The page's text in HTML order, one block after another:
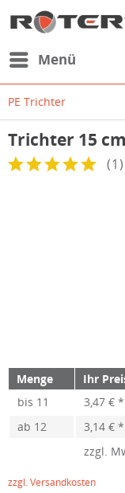
Menü
PE Trichter
Trichter 15
(1)
Menge Ihr
bis 11 3,47 € *
ab 12 3,14 € *
zzgl.
zzgl. Versandkosten